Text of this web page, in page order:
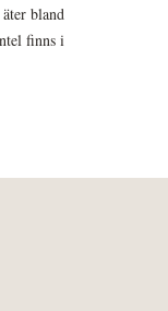
bland
finns i